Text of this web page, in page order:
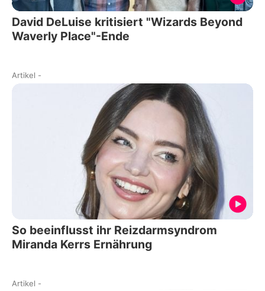
David DeLuise kritisiert "Wizards Beyond
Waverly Place"-Ende
Artikel -
So beeinflusst ihr Reizdarmsyndrom
Miranda Kerrs Ernährung
Artikel -